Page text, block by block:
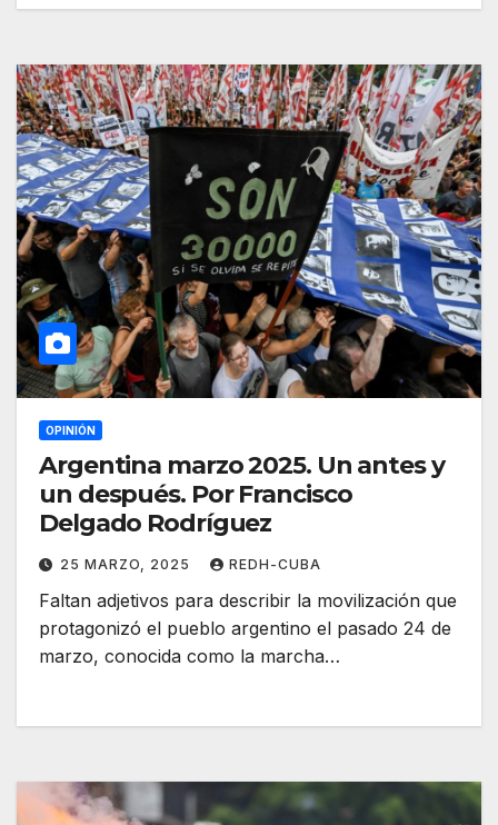
OPINIÓN
Argentina marzo 2025. Un antes y
un después. Por Francisco
Delgado Rodríguez
25 MARZO, 2025 REDH-CUBA
Faltan adjetivos para describir la movilización que
protagonizó el pueblo argentino el pasado 24 de
marzo, conocida como la marcha…